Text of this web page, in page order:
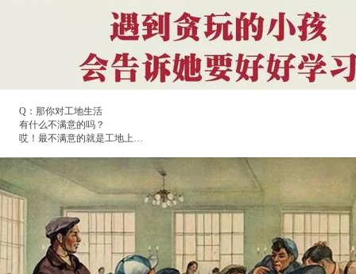
Q：那你对工地生活
有什么不满意的吗？
哎！最不满意的就是工地上…